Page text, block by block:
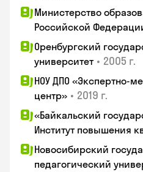
Министерство
Российской
Оренбургский
университет • 2005 г.
НОУ ДПО «Экспертно-
центр» • 2019 г.
«Байкальский
Институт повышения
Новосибирский
педагогический